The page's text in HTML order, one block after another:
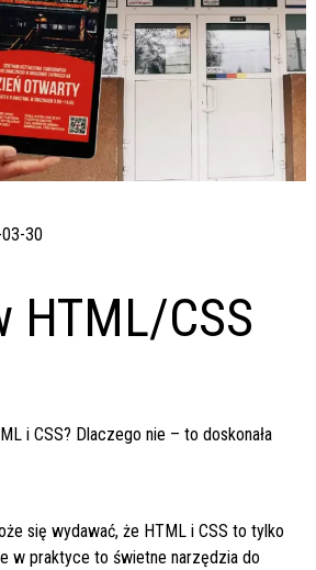
30
HTML/CSS
i CSS? Dlaczego nie – to doskonała
się wydawać, że HTML i CSS to tylko
w praktyce to świetne narzędzia do